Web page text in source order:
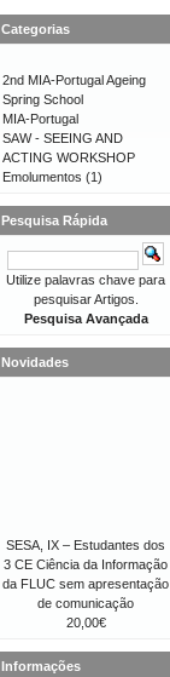
Categorias
2nd MIA-Portugal Ageing
Spring School
MIA-Portugal
SAW - SEEING AND
ACTING WORKSHOP
Emolumentos (1)
Pesquisa Rápida
Utilize palavras chave para
pesquisar Artigos.
Pesquisa Avançada
Novidades
SESA, IX – Estudantes dos
3 CE Ciência da Informação
da FLUC sem apresentação
de comunicação
20,00€
Informações